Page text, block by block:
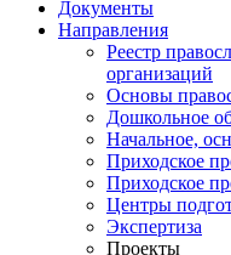
Документы
Направления
Реестр
организаций
Основы
Дошкольное
Начальное,
Приходское
Приходское
Центры
Экспертиза
Проекты